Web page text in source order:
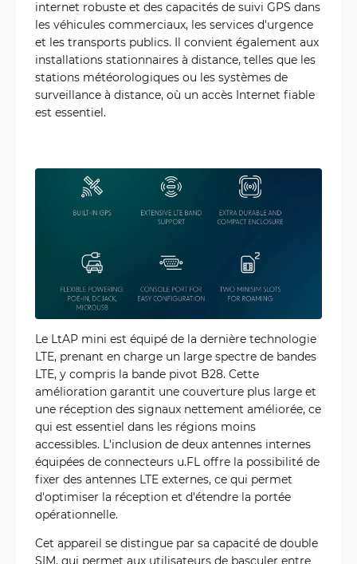
internet robuste et des capacités de suivi GPS dans
les véhicules commerciaux, les services d'urgence
et les transports publics. Il convient également aux
installations stationnaires à distance, telles que les
stations météorologiques ou les systèmes de
surveillance à distance, où un accès Internet fiable
est essentiel.
Le LtAP mini est équipé de la dernière technologie
LTE, prenant en charge un large spectre de bandes
LTE, y compris la bande pivot B28. Cette
amélioration garantit une couverture plus large et
une réception des signaux nettement améliorée, ce
qui est essentiel dans les régions moins
accessibles. L'inclusion de deux antennes internes
équipées de connecteurs u.FL offre la possibilité de
fixer des antennes LTE externes, ce qui permet
d'optimiser la réception et d'étendre la portée
opérationnelle.
Cet appareil se distingue par sa capacité de double
SIM, qui permet aux utilisateurs de basculer entre